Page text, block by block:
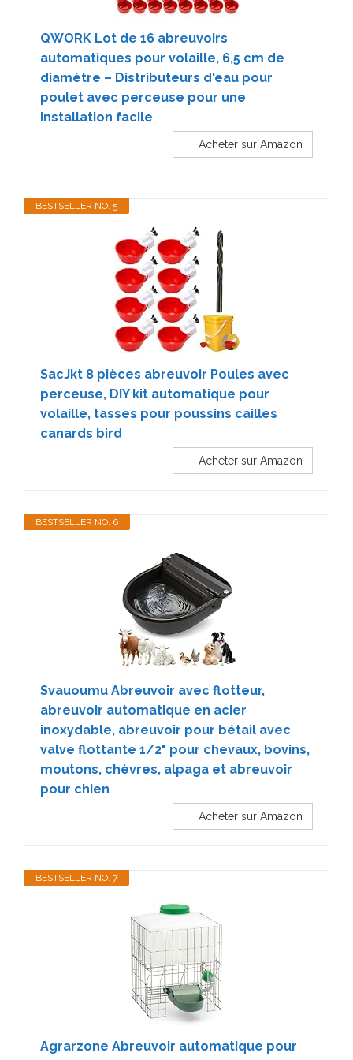
QWORK Lot de 16 abreuvoirs
automatiques pour volaille, 6,5 cm de
diamètre – Distributeurs d'eau pour
poulet avec perceuse pour une
installation facile
Acheter sur Amazon
BESTSELLER NO. 5
SacJkt 8 pièces abreuvoir Poules avec
perceuse, DIY kit automatique pour
volaille, tasses pour poussins cailles
canards bird
Acheter sur Amazon
BESTSELLER NO. 6
Svauoumu Abreuvoir avec flotteur,
abreuvoir automatique en acier
inoxydable, abreuvoir pour bétail avec
valve flottante 1/2" pour chevaux, bovins,
moutons, chèvres, alpaga et abreuvoir
pour chien
Acheter sur Amazon
BESTSELLER NO. 7
Agrarzone Abreuvoir automatique pour